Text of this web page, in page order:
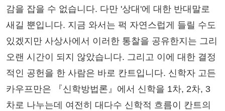
감을 잡을 수 없습니다. 다만 '상대'에 대한 반대말로
새길 뿐입니다. 지금 와서는 퍽 자연스럽게 들릴 수도
있겠지만 사상사에서 이러한 통찰을 공유한지는 그리
오랜 시간이 되지 않았습니다. 그리고 이에 대한 결정
적인 공헌을 한 사람은 바로 칸트입니다. 신학자 고든
카우프만은 『신학방법론』에서 신학을 1차, 2차, 3
차로 나누는데 여전히 대다수 신학적 흐름이 칸트의